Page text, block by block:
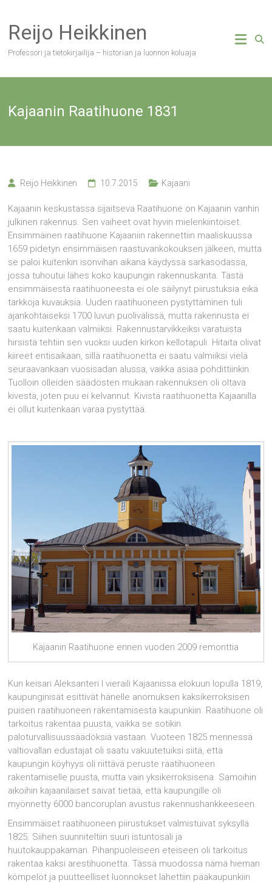
content
Reijo Heikkinen
Professori ja tietokirjailija – historian ja luonnon koluaja
Kajaanin Raatihuone 1831
Reijo Heikkinen 10.7.2015 Kajaani
Kajaanin keskustassa sijaitseva Raatihuone on Kajaanin vanhin
julkinen rakennus. Sen vaiheet ovat hyvin mielenkiintoiset.
Ensimmäinen raatihuone Kajaaniin rakennettiin maaliskuussa
1659 pidetyn ensimmäisen raastuvankokouksen jälkeen, mutta
se paloi kuitenkin isonvihan aikana käydyssä sarkasodassa,
jossa tuhoutui lähes koko kaupungin rakennuskanta. Tästä
ensimmäisestä raatihuoneesta ei ole säilynyt piirustuksia eikä
tarkkoja kuvauksia. Uuden raatihuoneen pystyttäminen tuli
ajankohtaiseksi 1700 luvun puolivälissä, mutta rakennusta ei
saatu kuitenkaan valmiiksi. Rakennustarvikkeiksi varatuista
hirsistä tehtiin sen vuoksi uuden kirkon kellotapuli. Hitaita olivat
kiireet entisaikaan, sillä raatihuonetta ei saatu valmiiksi vielä
seuraavankaan vuosisadan alussa, vaikka asiaa pohdittiinkin.
Tuolloin olleiden säädösten mukaan rakennuksen oli oltava
kivestä, joten puu ei kelvannut. Kivistä raatihuonetta Kajaanilla
ei ollut kuitenkaan varaa pystyttää.
Kajaanin Raatihuone ennen vuoden 2009 remonttia
Kun keisari Aleksanteri I vieraili Kajaanissa elokuun lopulla 1819,
kaupunginisät esittivät hänelle anomuksen kaksikerroksisen
puisen raatihuoneen rakentamisesta kaupunkiin. Raatihuone oli
tarkoitus rakentaa puusta, vaikka se sotikin
paloturvallisuussäädöksiä vastaan. Vuoteen 1825 mennessä
valtiovallan edustajat oli saatu vakuutetuiksi siitä, että
kaupungin köyhyys oli riittävä peruste raatihuoneen
rakentamiselle puusta, mutta vain yksikerroksisena. Samoihin
aikoihin kajaanilaiset saivat tietää, että kaupungille oli
myönnetty 6000 bancoruplan avustus rakennushankkeeseen.
Ensimmäiset raatihuoneen piirustukset valmistuivat syksyllä
1825. Siihen suunniteltiin suuri istuntosali ja
huutokauppakamari. Pihanpuoleiseen eteiseen oli tarkoitus
rakentaa kaksi arestihuonetta. Tässä muodossa nämä hieman
kömpelöt ja puutteelliset luonnokset lähettiin pääkaupunkiin